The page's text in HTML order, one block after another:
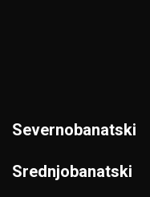
Severnobanatski
Srednjobanatski